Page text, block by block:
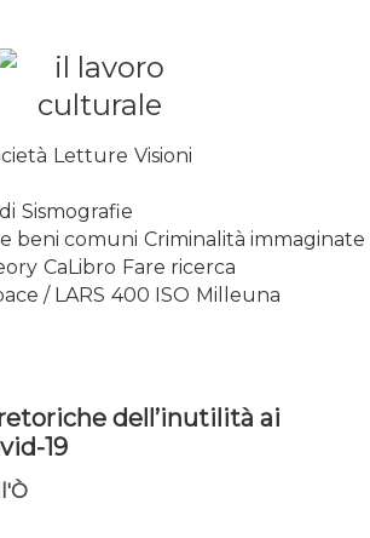
LE FINESTRE DEI
Letture Visioni
Sismografie
beni comuni Criminalità immaginate
CaLibro Fare ricerca
/ LARS 400 ISO Milleuna
dell’inutilità ai
19